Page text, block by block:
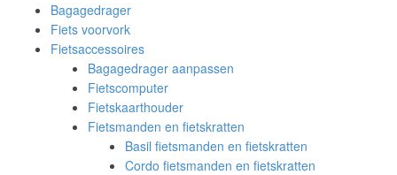
Bagagedrager
Fiets voorvork
Fietsaccessoires
Bagagedrager aanpassen
Fietscomputer
Fietskaarthouder
Fietsmanden en fietskratten
Basil fietsmanden en fietskratten
Cordo fietsmanden en fietskratten